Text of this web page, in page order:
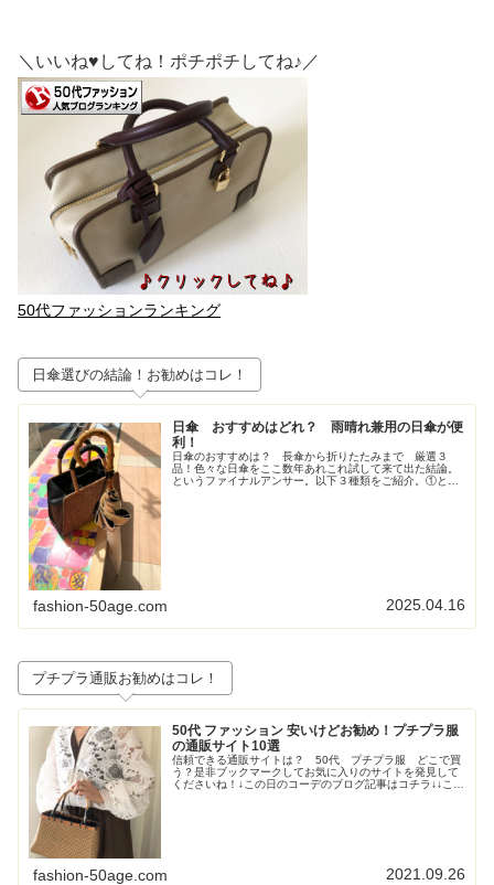
＼いいね♥してね！ポチポチしてね♪／
50代ファッションランキング
日傘選びの結論！お勧めはコレ！
日傘 おすすめはどれ？ 雨晴れ兼用の日傘が便
利！
日傘のおすすめは？ 長傘から折りたたみまで 厳選３
品！色々な日傘をここ数年あれこれ試して来て出た結論。
というファイナルアンサー。以下３種類をご紹介。①とに
fashion-50age.com 2025.04.16
プチプラ通販お勧めはコレ！
50代 ファッション 安いけどお勧め！プチプラ服
の通販サイト10選
信頼できる通販サイトは？ 50代 プチプラ服 どこで買
う？是非ブックマークしてお気に入りのサイトを発見して
くださいね！↓この日のコーデのブログ記事はコチラ↓↓この
fashion-50age.com 2021.09.26